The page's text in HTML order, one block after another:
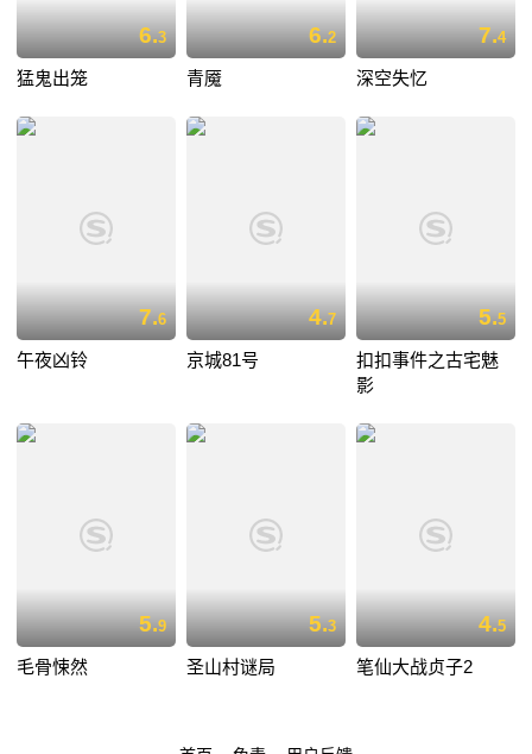
6.3
猛鬼出笼
6.2
青魇
7.4
深空失忆
7.6
午夜凶铃
4.7
京城81号
5.5
扣扣事件之古宅魅
影
5.9
毛骨悚然
5.3
圣山村谜局
4.5
笔仙大战贞子2